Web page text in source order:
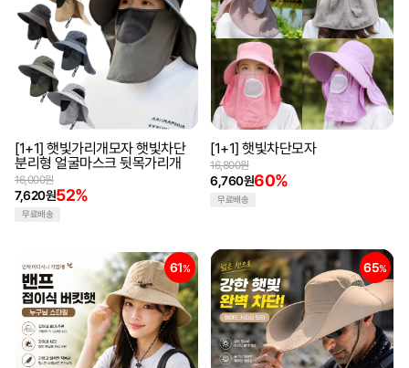
[1+1] 햇빛가리개모자 햇빛차단
분리형 얼굴마스크 뒷목가리개
7,620원52%
16,000원
무료배송
[1+1] 햇빛차단모자
6,760원60%
16,800원
무료배송
61% 65%